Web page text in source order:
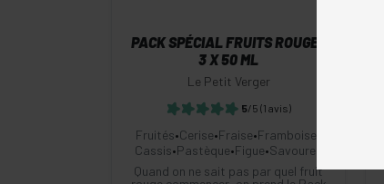
PACK SPÉCIAL FRUITS ROUGES
3 X 50 ML
Le Petit Verger
5/5 (1 avis)
Fruités•Cerise•Fraise•Framboise
Cassis•Pastèque•Figue•Savourea
Quand on ne sait pas par quel fruit